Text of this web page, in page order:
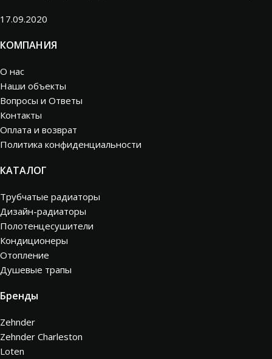
17.09.2020
КОМПАНИЯ
О нас
Наши объекты
Вопросы и Ответы
Контакты
Оплата и возврат
Политика конфиденциальности
КАТАЛОГ
Трубчатые радиаторы
Дизайн-радиаторы
Полотенцесушители
Кондиционеры
Отопление
Душевые трапы
Бренды
Zehnder
Zehnder Charleston
Loten